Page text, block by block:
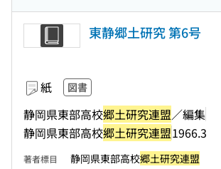
東静郷土研究 第6号
紙 図書
静岡県東部高校郷土研究連盟／編集
静岡県東部高校郷土研究連盟1966.3
著者標目 静岡県東部高校郷土研究連盟